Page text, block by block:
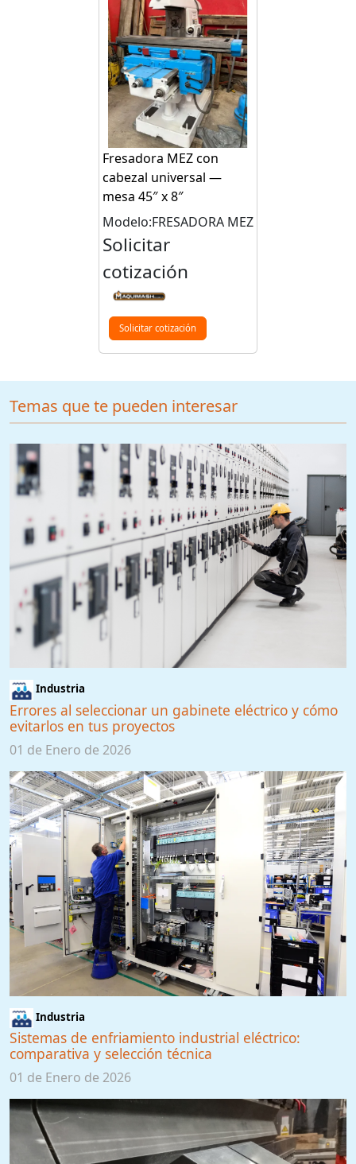
Fresadora MEZ con
cabezal universal —
mesa 45″ x 8″
Modelo:FRESADORA MEZ
Solicitar
cotización
Solicitar cotización
Temas que te pueden interesar
Industria
Errores al seleccionar un gabinete eléctrico y cómo
evitarlos en tus proyectos
01 de Enero de 2026
Industria
Sistemas de enfriamiento industrial eléctrico:
comparativa y selección técnica
01 de Enero de 2026